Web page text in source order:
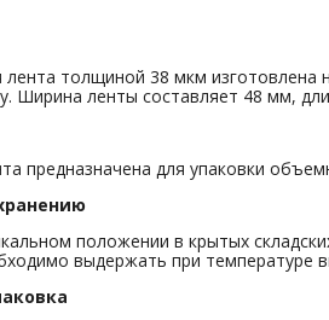
лента толщиной 38 мкм изготовлена
Ширина ленты составляет 48 мм,
предназначена для упаковки
положении в крытых
выдержать при температуре